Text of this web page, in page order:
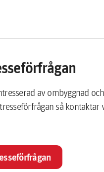
av ombyggnad
så kontaktar